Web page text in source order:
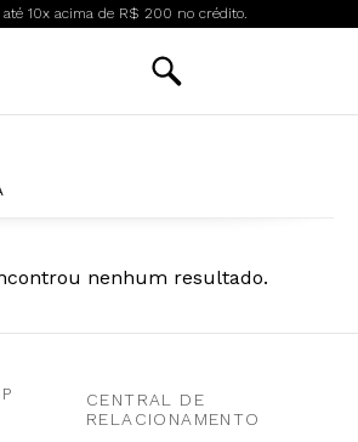
até 10x acima de R$ 200 no crédito.
nenhum resultado.
CENTRAL DE
RELACIONAMENTO